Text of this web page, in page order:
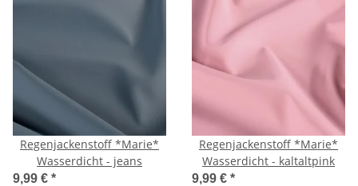
Regenjackenstoff *Marie*
Wasserdicht - jeans
9,99 € *
Regenjackenstoff *Marie*
Wasserdicht - kaltaltpink
9,99 € *